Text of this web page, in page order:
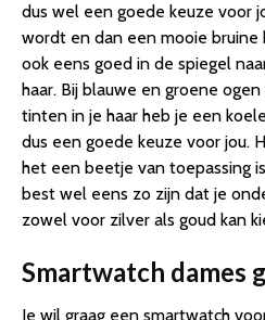
dus wel een goede keuze voor
wordt en dan een mooie bruine
ook eens goed in de spiegel
haar. Bij blauwe en groene
tinten in je haar heb je een
dus een goede keuze voor jou.
het een beetje van toepassing
best wel eens zo zijn dat je
zowel voor zilver als goud kan
Smartwatch dames
Je wil graag een smartwatch